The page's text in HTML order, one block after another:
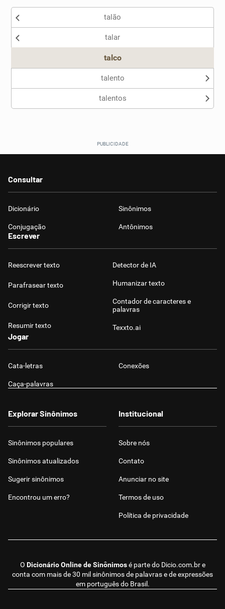
Conexões
Dicionário
Nenhum dos sinônimos apresentados me ajudou
talão
talar
talco
talento
talentos
Consultar
Dicionário Sinônimos
Conjugação Antônimos
Escrever
Reescrever texto
Parafrasear texto
Corrigir texto
Resumir texto
Detector de IA
Humanizar texto
Contador de caracteres e
palavras
Texxto.ai
Jogar
Cata-letras Conexões
Caça-palavras
O Dicionário Online de Sinônimosé parte do Dicio.com.bre
conta com mais de 30 mil sinônimos de palavras e de expressões
em português do Brasil.
Explorar Sinônimos
Sinônimos populares
Sinônimos atualizados
Sugerir sinônimos
Encontrou um erro?
Institucional
Sobre nós
Contato
Anunciar no site
Termos de uso
Política de privacidade